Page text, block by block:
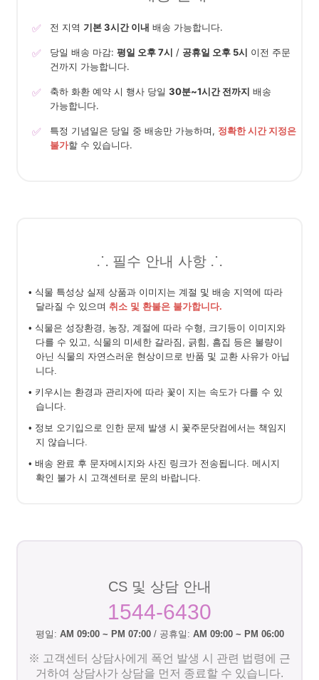
✅ 전 지역 기본 3시간 이내 배송 가능합니다.
✅ 당일 배송 마감: 평일 오후 7시 / 공휴일 오후 5시 이전 주문
건까지 가능합니다.
✅ 축하 화환 예약 시 행사 당일 30분~1시간 전까지 배송
가능합니다.
✅ 특정 기념일은 당일 중 배송만 가능하며, 정확한 시간 지정은
불가할 수 있습니다.
⸫ 필수 안내 사항 ⸫
• 식물 특성상 실제 상품과 이미지는 계절 및 배송 지역에 따라
달라질 수 있으며 취소 및 환불은 불가합니다.
• 식물은 성장환경, 농장, 계절에 따라 수형, 크기등이 이미지와
다를 수 있고, 식물의 미세한 갈라짐, 긁힘, 흠집 등은 불량이
아닌 식물의 자연스러운 현상이므로 반품 및 교환 사유가 아닙
니다.
• 키우시는 환경과 관리자에 따라 꽃이 지는 속도가 다를 수 있
습니다.
• 정보 오기입으로 인한 문제 발생 시 꽃주문닷컴에서는 책임지
지 않습니다.
• 배송 완료 후 문자메시지와 사진 링크가 전송됩니다. 메시지
확인 불가 시 고객센터로 문의 바랍니다.
CS 및 상담 안내
1544-6430
평일: AM 09:00 ~ PM 07:00 / 공휴일: AM 09:00 ~ PM 06:00
※ 고객센터 상담사에게 폭언 발생 시 관련 법령에 근
거하여 상담사가 상담을 먼저 종료할 수 있습니다.